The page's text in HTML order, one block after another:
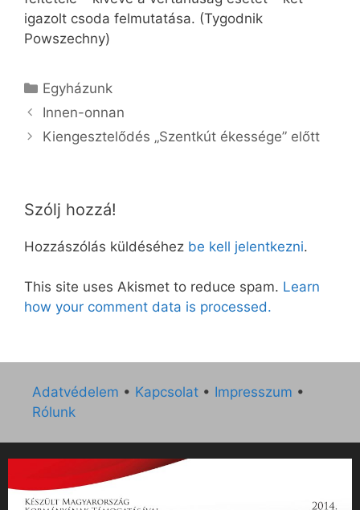
igazolt csoda felmutatása. (Tygodnik
Powszechny)
Kategória
Egyházunk
Innen-onnan
Kiengesztelődés „Szentkút ékessége” előtt
Szólj hozzá!
Hozzászólás küldéséhez be kell jelentkezni.
This site uses Akismet to reduce spam. Learn
how your comment data is processed.
Adatvédelem • Kapcsolat • Impresszum •
Rólunk